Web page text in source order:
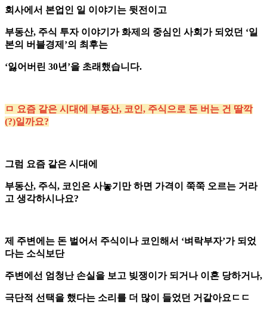
회사에서 본업인 일 이야기는 뒷전이고
부동산, 주식 투자 이야기가 화제의 중심인 사회가 되었던 ‘일
본의 버블경제’의 최후는
‘잃어버린 30년’을 초래했습니다.
ㅁ 요즘 같은 시대에 부동산, 코인, 주식으로 돈 버는 건 딸깍
(?)일까요?
그럼 요즘 같은 시대에
부동산, 주식, 코인은 사놓기만 하면 가격이 쭉쭉 오르는 거라
고 생각하시나요?
제 주변에는 돈 벌어서 주식이나 코인해서 ‘벼락부자’가 되었
다는 소식보단
주변에선 엄청난 손실을 보고 빚쟁이가 되거나 이혼 당하거나,
극단적 선택을 했다는 소리를 더 많이 들었던 거같아요ㄷㄷ